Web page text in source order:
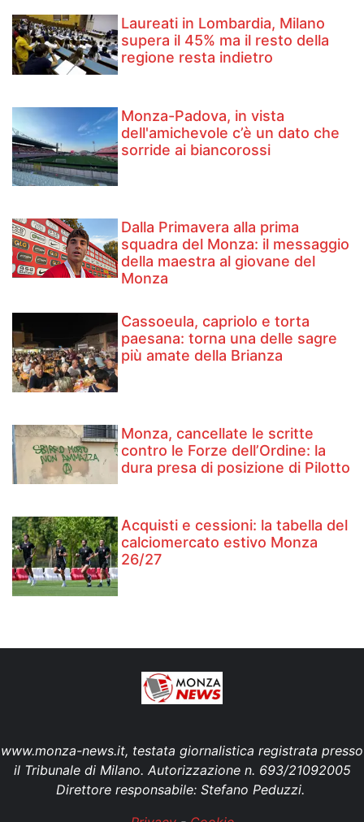
Laureati in Lombardia, Milano
supera il 45% ma il resto della
regione resta indietro
Monza-Padova, in vista
dell'amichevole c’è un dato che
sorride ai biancorossi
Dalla Primavera alla prima
squadra del Monza: il messaggio
della maestra al giovane del
Monza
Cassoeula, capriolo e torta
paesana: torna una delle sagre
più amate della Brianza
Monza, cancellate le scritte
contro le Forze dell’Ordine: la
dura presa di posizione di Pilotto
Acquisti e cessioni: la tabella del
calciomercato estivo Monza
26/27
www.monza-news.it, testata giornalistica registrata presso
il Tribunale di Milano. Autorizzazione n. 693/21092005
Direttore responsabile: Stefano Peduzzi.